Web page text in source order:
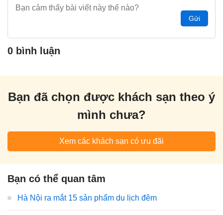
Gửi
0 bình luận
Bạn đã chọn được khách sạn theo ý
mình chưa?
Xem các khách sạn có ưu đãi
Bạn có thể quan tâm
Hà Nội ra mắt 15 sản phẩm du lịch đêm